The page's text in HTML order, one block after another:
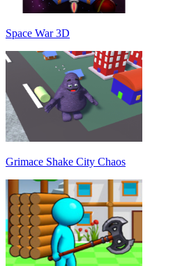
Space War 3D
Grimace Shake City Chaos